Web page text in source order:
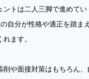
ントは二人三脚で進めて
自分が性格や適正を踏ま
ます。
削や面接対策はもちろん